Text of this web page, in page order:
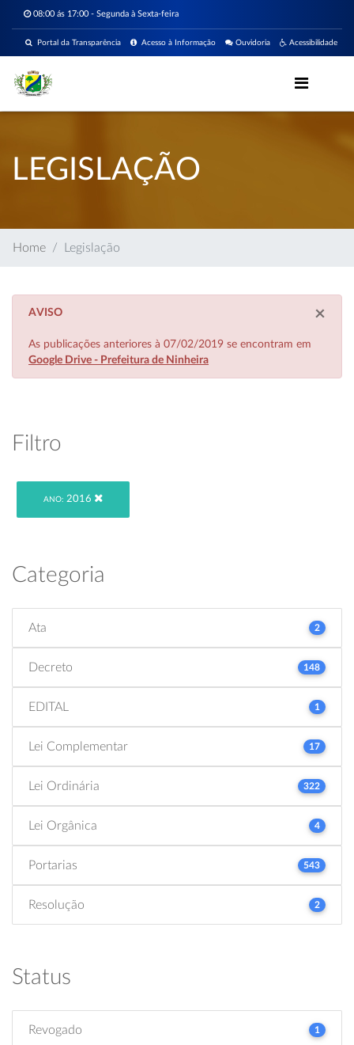
08:00 ás 17:00 - Segunda à Sexta-feira
Acessibilidade
Ouvidoria
Acesso à Informação
Portal da Transparência
LEGISLAÇÃO
Home Legislação
×
AVISO
As publicações anteriores à 07/02/2019 se encontram em
Google Drive - Prefeitura de Ninheira
Filtro
ANO: 2016
Categoria
Ata 2
Decreto 148
EDITAL 1
Lei Complementar 17
Lei Ordinária 322
Lei Orgânica 4
Portarias 543
Resolução 2
Status
Revogado 1